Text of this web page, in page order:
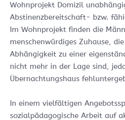
Wohnprojekt Domizil
Abstinenzbereitschaft- bzw.
Im Wohnprojekt finden die
menschenwürdiges Zuhause,
Abhängigkeit zu einer
nicht mehr in der Lage sind,
Übernachtungshaus
In einem vielfältigen
sozialpädagogische Arbeit auf